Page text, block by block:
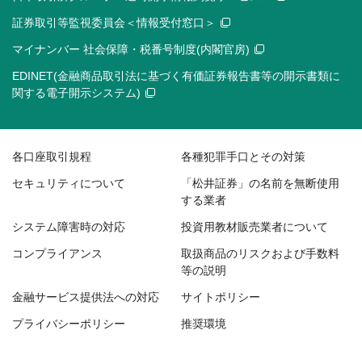
証券取引等監視委員会＜情報受付窓口＞
マイナンバー 社会保障・税番号制度(内閣官房)
EDINET(金融商品取引法に基づく有価証券報告書等の開示書類に
関する電子開示システム)
各口座取引規程 各種犯罪手口とその対策
セキュリティについて
「松井証券」の名前を無断使用
する業者
システム障害時の対応 投資用教材販売業者について
コンプライアンス
取扱商品のリスクおよび手数料
等の説明
金融サービス提供法への対応 サイトポリシー
プライバシーポリシー 推奨環境